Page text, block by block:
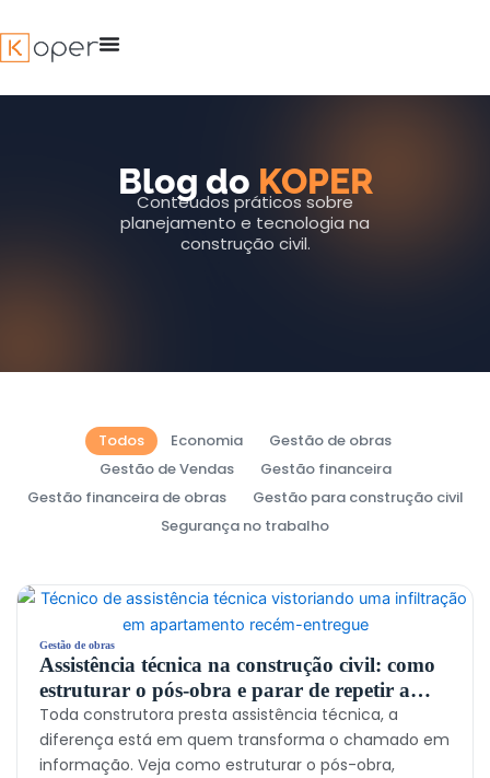
para
o
conteúdo
Blog do KOPER
Conteúdos práticos sobre
planejamento e tecnologia na
construção civil.
Economia
Gestão de obras
Gestão de Vendas
Gestão financeira
Gestão financeira de obras
Gestão para construção civil
Segurança no trabalho
Todos
Gestão de obras
Assistência técnica na construção civil: como
estruturar o pós-obra e parar de repetir a
mesma falha
Toda construtora presta assistência técnica, a
diferença está em quem transforma o chamado em
informação. Veja como estruturar o pós-obra,